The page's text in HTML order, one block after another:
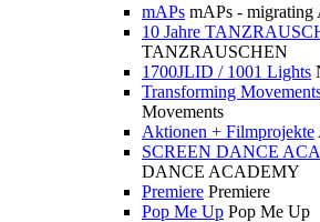
mAPs mAPs - migrating
10 Jahre
TANZRAUSCHEN
1700JLID / 1001 Lights
Transforming
Movements
Aktionen + Filmprojekte
SCREEN DANCE
DANCE ACADEMY
Premiere Premiere
Pop Me Up Pop Me Up